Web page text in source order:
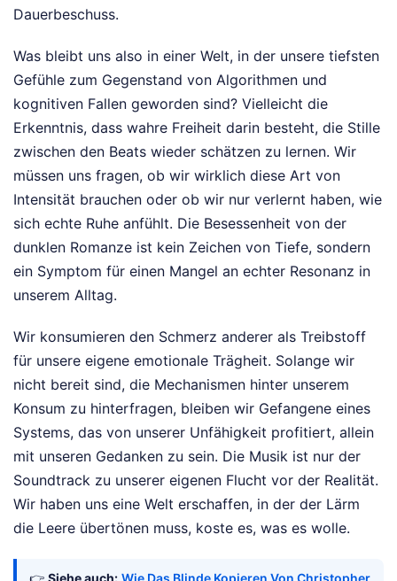
Dauerbeschuss.
Was bleibt uns also in einer Welt, in der unsere tiefsten
Gefühle zum Gegenstand von Algorithmen und
kognitiven Fallen geworden sind? Vielleicht die
Erkenntnis, dass wahre Freiheit darin besteht, die Stille
zwischen den Beats wieder schätzen zu lernen. Wir
müssen uns fragen, ob wir wirklich diese Art von
Intensität brauchen oder ob wir nur verlernt haben, wie
sich echte Ruhe anfühlt. Die Besessenheit von der
dunklen Romanze ist kein Zeichen von Tiefe, sondern
ein Symptom für einen Mangel an echter Resonanz in
unserem Alltag.
Wir konsumieren den Schmerz anderer als Treibstoff
für unsere eigene emotionale Trägheit. Solange wir
nicht bereit sind, die Mechanismen hinter unserem
Konsum zu hinterfragen, bleiben wir Gefangene eines
Systems, das von unserer Unfähigkeit profitiert, allein
mit unseren Gedanken zu sein. Die Musik ist nur der
Soundtrack zu unserer eigenen Flucht vor der Realität.
Wir haben uns eine Welt erschaffen, in der der Lärm
die Leere übertönen muss, koste es, was es wolle.
👉 Siehe auch: Wie Das Blinde Kopieren Von Christopher